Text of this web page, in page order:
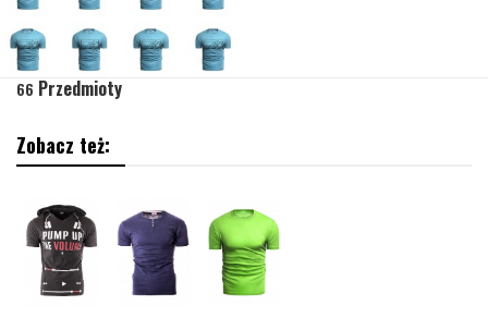
66 Przedmioty
Zobacz też: